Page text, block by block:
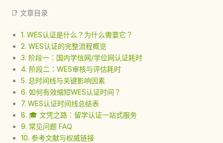
📑 文章目录
1. WES认证是什么？为什么需要它？
2. WES认证的完整流程概览
3. 阶段一：国内学信网/学位网认证耗时
4. 阶段二：WES审核与评估耗时
5. 总时间线与关键影响因素
6. 如何有效缩短WES认证时间？
7. WES认证时间线总结表
8. 🎓 文凭之路：留学认证一站式服务
9. 常见问题 FAQ
10. 参考文献与权威链接